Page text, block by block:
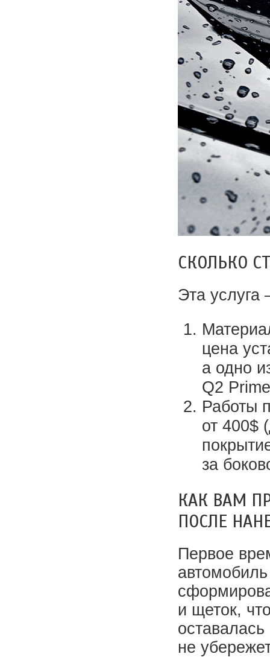
СКОЛЬКО
Эта услуга
цена
а одно
Q2
Работы
от 400$
за
КАК ВАМ
ПОСЛЕ
Первое
и щеток,
не